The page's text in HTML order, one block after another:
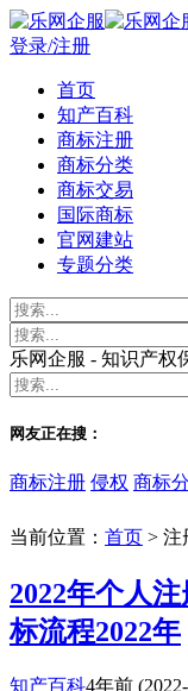
登录/注册
首页
知产百科
商标注册
商标分类
商标交易
国际商标
官网建站
专题分类
乐网企服 - 知识产权
网友正在搜：
商标注册 侵权 商标
当前位置： 首页 > 注
2022年个人
标流程2022年
知产百科4年前